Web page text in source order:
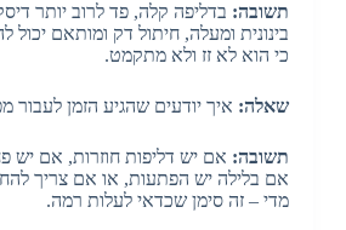
תשובה: בדליפה קלה, פד לרוב יותר
בינונית ומעלה, חיתול דק ומותאם יכול
כי הוא לא זז ולא מתקמט.
שאלה: איך יודעים שהגיע הזמן לעבור
תשובה: אם יש דליפות חוזרות, אם יש
אם בלילה יש הפתעות, או אם צריך
מדי – זה סימן שכדאי לעלות רמה.